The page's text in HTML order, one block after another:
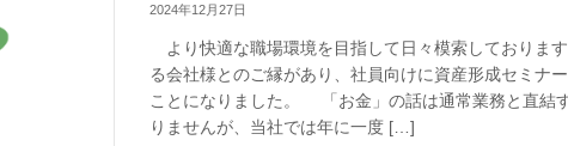
2024年12月27日
より快適な職場環境を目指して日々模索しておりま
る会社様とのご縁があり、社員向けに資産形成セミナ
ことになりました。 「お金」の話は通常業務と直結
りませんが、当社では年に一度 […]